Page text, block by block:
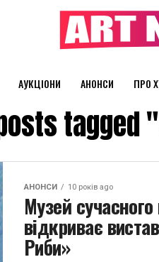
АУКЦІОНИ АНОНСИ ПРО
АНОНСИ 10 років ago
Музей
відкриває
Риби»